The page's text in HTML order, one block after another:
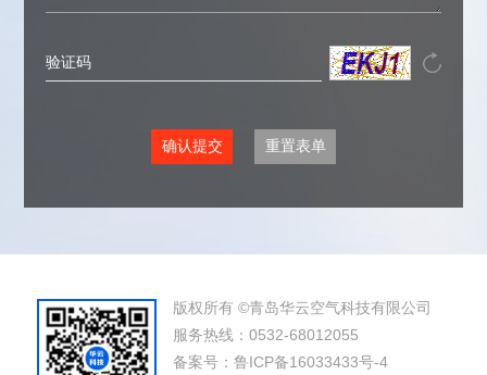
版权所有 ©青岛华云空气科技有限公司
服务热线：0532-68012055
备案号：鲁ICP备16033433号-4